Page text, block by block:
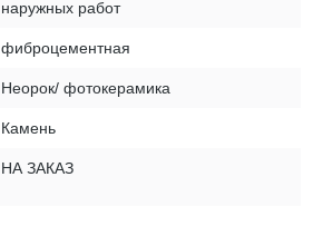
наружных работ
фиброцементная
Неорок/ фотокерамика
Камень
НА ЗАКАЗ